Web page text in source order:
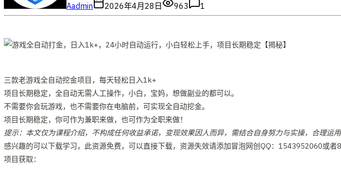
Aadmin 2026年4月28日 963 1
三款老游戏全自动挖金项目，每天轻松日入1k+
项目长期稳定，全自动无需人工操作，小白，宝妈，想做副业的都可以。
不需要你会玩游戏，也不需要你在电脑前，可实现全自动挖金。
项目长期稳定，你可作为兼职来做，也可作为全职来做！
提示：本文仅为课程介绍，不构成任何收益承诺，变现效果因人而异，需结合自身努力与实操，合理运
感兴趣的可以下载学习，此资源免费，可以直接下载，资源失效请添加冒泡网创QQ：1543952060或
项目获取：